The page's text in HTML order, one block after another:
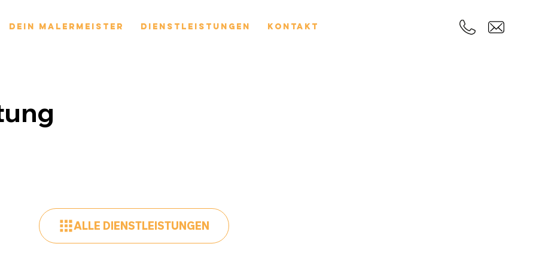
Dein Malermeister Dienstleistungen Kontakt
ALLE DIENSTLEISTUNGEN